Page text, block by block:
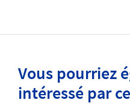
Vous pourriez
intéressé par